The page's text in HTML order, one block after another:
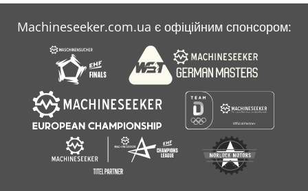
Machineseeker.com.ua є офіційним спонсором: